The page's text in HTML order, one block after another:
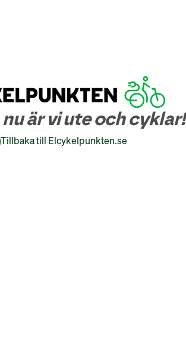
är vi ute och cyklar!
Tillbaka till Elcykelpunkten.se